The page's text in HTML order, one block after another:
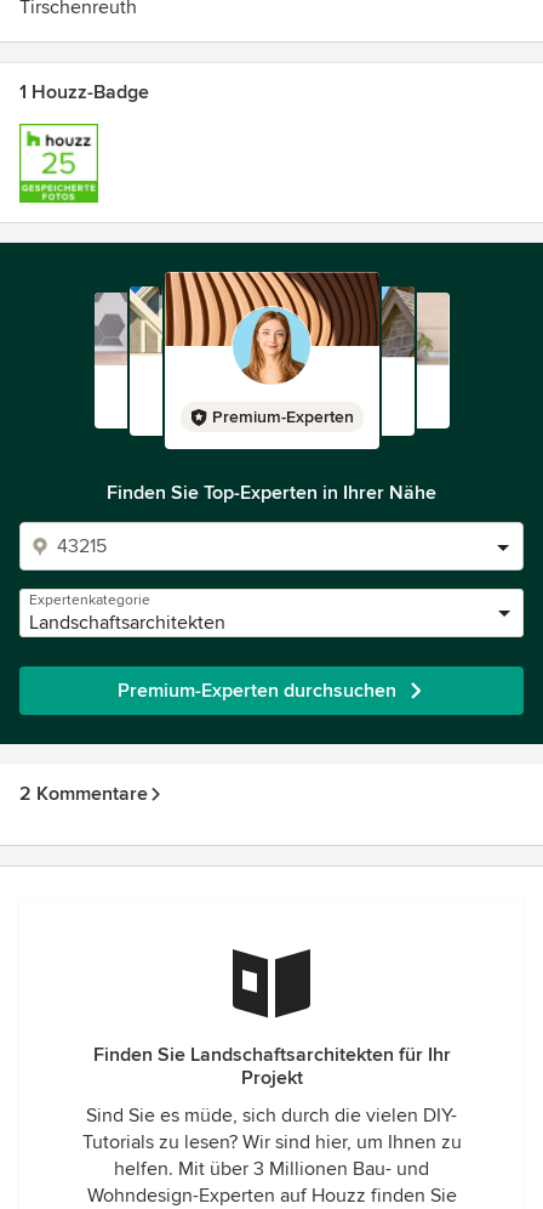
Tirschenreuth
1 Houzz-Badge
Premium-Experten
Finden Sie Top-Experten in Ihrer Nähe
Expertenkategorie
Landschaftsarchitekten
Premium-Experten durchsuchen
2 Kommentare
Finden Sie Landschaftsarchitekten für Ihr
Projekt
Sind Sie es müde, sich durch die vielen DIY-
Tutorials zu lesen? Wir sind hier, um Ihnen zu
helfen. Mit über 3 Millionen Bau- und
Wohndesign-Experten auf Houzz finden Sie